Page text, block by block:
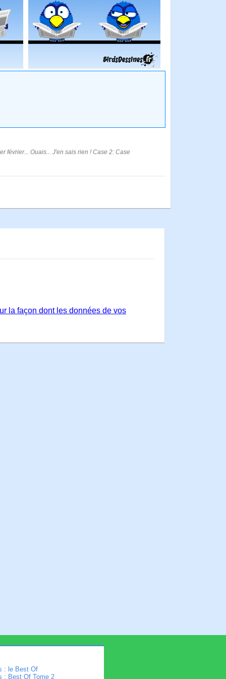
février... Ouais... J'en sais rien ! Case 2: Case
la façon dont les données de vos
: le Best Of
: Best Of Tome 2